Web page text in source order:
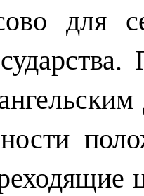
для